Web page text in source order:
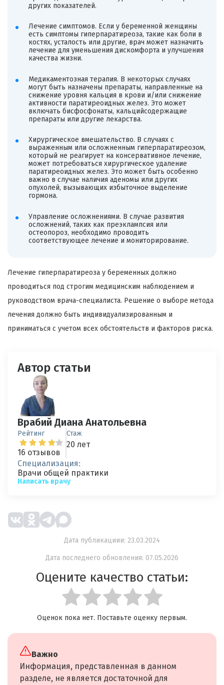
других показателей.
Лечение симптомов. Если у беременной женщины
есть симптомы гиперпаратиреоза, такие как боли в
костях, усталость или другие, врач может назначить
лечение для уменьшения дискомфорта и улучшения
качества жизни.
Медикаментозная терапия. В некоторых случаях
могут быть назначены препараты, направленные на
снижение уровня кальция в крови и/или снижение
активности паратиреоидных желез. Это может
включать бисфосфонаты, кальцийсодержащие
препараты или другие лекарства.
Хирургическое вмешательство. В случаях с
выраженным или осложненным гиперпаратиреозом,
который не реагирует на консервативное лечение,
может потребоваться хирургическое удаление
паратиреоидных желез. Это может быть особенно
важно в случае наличия аденомы или других
опухолей, вызывающих избыточное выделение
гормона.
Управление осложнениями. В случае развития
осложнений, таких как преэклампсия или
остеопороз, необходимо проводить
соответствующее лечение и мониторирование.
Лечение гиперпаратиреоза у беременных должно
проводиться под строгим медицинским наблюдением и
руководством врача-специалиста. Решение о выборе метода
лечения должно быть индивидуализированным и
приниматься с учетом всех обстоятельств и факторов риска.
Автор статьи
Врабий Диана Анатольевна
Рейтинг
16 отзывов
Стаж
20 лет
Специализация:
Врачи общей практики
Написать врачу
Дата публикациии: 23.03.2024
Дата последнего обновления: 07.05.2026
Оцените качество статьи:
Оценок пока нет. Поставьте оценку первым.
Важно
Информация, представленная в данном
разделе, не является достаточной для